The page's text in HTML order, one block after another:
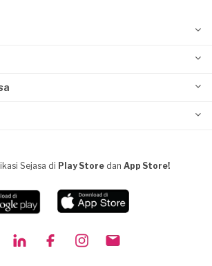
Sejasa di Play Store dan App Store!